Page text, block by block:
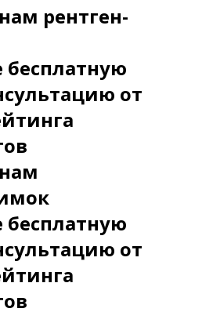
рентген-
бесплатную
от
бесплатную
от